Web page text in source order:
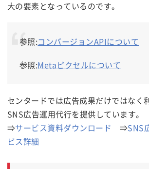
大の要素となっているのです。
参照:コンバージョンAPIについて
参照:Metaピクセルについて
センタードでは広告成果だけではなく
SNS広告運用代行を提供しています。
⇒サービス資料ダウンロード ⇒SNS
ビス詳細